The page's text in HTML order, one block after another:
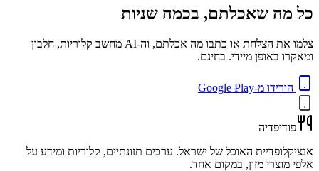
כל מה שאכלתם, בכמה שניות
צלמו את הצלחת או כתבו מה אכלתם, וה-AI מחשב קלוריות, חלבון
ומאקרו באופן מיידי. בחינם.
הורידו מ-Google Play
פודיפדיה
אנציקלופדיית האוכל של ישראל. ערכים תזונתיים, קלוריות ומידע על
אלפי מוצרי מזון, במקום אחד.